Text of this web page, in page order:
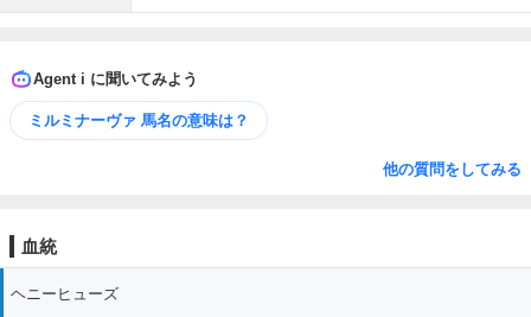
Agent i に聞いてみよう
ミルミナーヴァ 馬名の意味は？
他の質問をしてみる
血統
ヘニーヒューズ